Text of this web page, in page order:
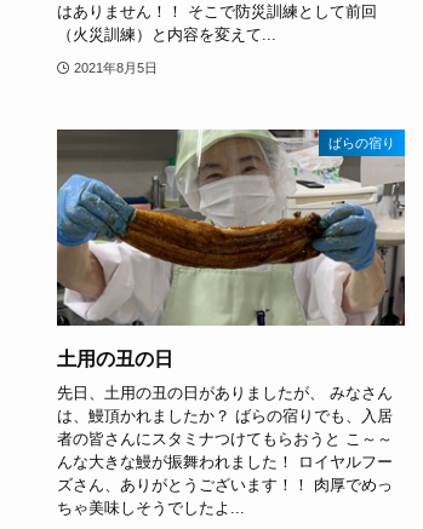
はありません！！ そこで防災訓練として前回
（火災訓練）と内容を変えて...
2021年8月5日
ばらの宿り
土用の丑の日
先日、土用の丑の日がありましたが、 みなさん
は、鰻頂かれましたか？ ばらの宿りでも、入居
者の皆さんにスタミナつけてもらおうと こ～～
んな大きな鰻が振舞われました！ ロイヤルフー
ズさん、ありがとうございます！！ 肉厚でめっ
ちゃ美味しそうでしたよ...